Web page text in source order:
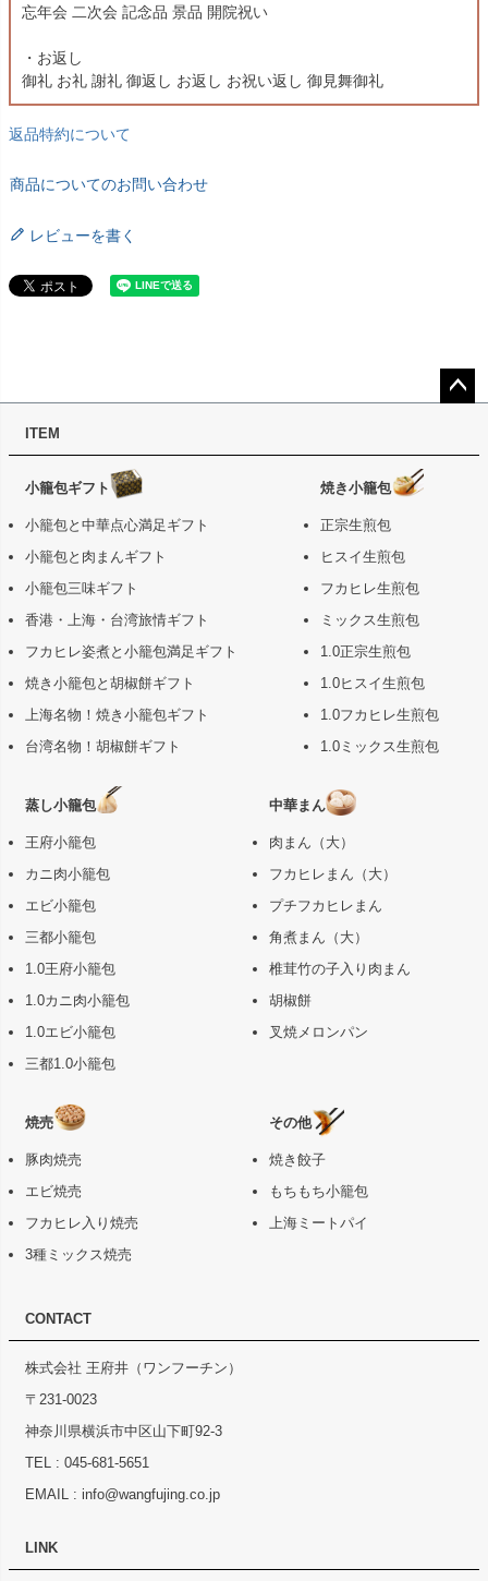
忘年会 二次会 記念品 景品 開院祝い
・お返し
御礼 お礼 謝礼 御返し お返し お祝い返し 御見舞御礼
返品特約について
商品についてのお問い合わせ
レビューを書く
ップ
ITEM
小籠包ギフト
小籠包と中華点心満足ギフト
小籠包と肉まんギフト
小籠包三味ギフト
香港・上海・台湾旅情ギフト
フカヒレ姿煮と小籠包満足ギフト
焼き小籠包と胡椒餅ギフト
上海名物！焼き小籠包ギフト
台湾名物！胡椒餅ギフト
焼き小籠包
正宗生煎包
ヒスイ生煎包
フカヒレ生煎包
ミックス生煎包
1.0正宗生煎包
1.0ヒスイ生煎包
1.0フカヒレ生煎包
1.0ミックス生煎包
蒸し小籠包
王府小籠包
カニ肉小籠包
エビ小籠包
三都小籠包
1.0王府小籠包
1.0カニ肉小籠包
1.0エビ小籠包
三都1.0小籠包
中華まん
肉まん（大）
フカヒレまん（大）
プチフカヒレまん
角煮まん（大）
椎茸竹の子入り肉まん
胡椒餅
叉焼メロンパン
焼売
豚肉焼売
エビ焼売
フカヒレ入り焼売
3種ミックス焼売
その他
焼き餃子
もちもち小籠包
上海ミートパイ
CONTACT
株式会社 王府井（ワンフーチン）
〒231-0023
神奈川県横浜市中区山下町92-3
TEL : 045-681-5651
EMAIL : info@wangfujing.co.jp
LINK